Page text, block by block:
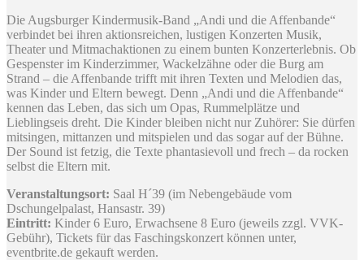
Die Augsburger Kindermusik-Band „Andi und die Affenbande“
verbindet bei ihren aktionsreichen, lustigen Konzerten Musik,
Theater und Mitmachaktionen zu einem bunten Konzerterlebnis. Ob
Gespenster im Kinderzimmer, Wackelzähne oder die Burg am
Strand – die Affenbande trifft mit ihren Texten und Melodien das,
was Kinder und Eltern bewegt. Denn „Andi und die Affenbande“
kennen das Leben, das sich um Opas, Rummelplätze und
Lieblingseis dreht. Die Kinder bleiben nicht nur Zuhörer: Sie dürfen
mitsingen, mittanzen und mitspielen und das sogar auf der Bühne.
Der Sound ist fetzig, die Texte phantasievoll und frech – da rocken
selbst die Eltern mit.
Veranstaltungsort: Saal H´39 (im Nebengebäude vom
Dschungelpalast, Hansastr. 39)
Eintritt: Kinder 6 Euro, Erwachsene 8 Euro (jeweils zzgl. VVK-
Gebühr), Tickets für das Faschingskonzert können unter,
eventbrite.de gekauft werden.